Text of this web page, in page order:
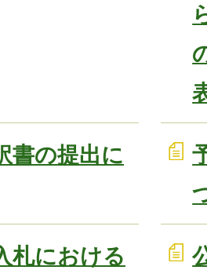
書の提出に
札における